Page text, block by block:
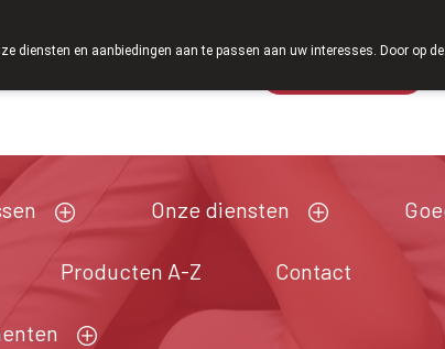
Onze diensten
Producten A-Z Contact
diensten en aanbiedingen aan te passen aan uw interesses. Door op